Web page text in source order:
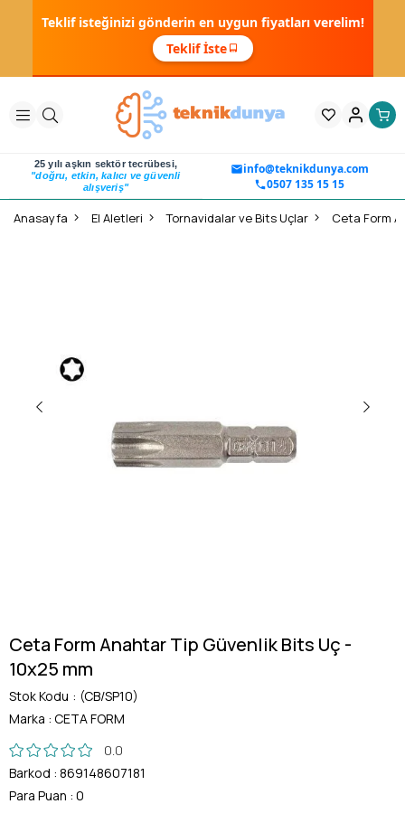
Teklif isteğinizi gönderin en uygun fiyatları verelim!
Teklif İste
25 yılı aşkın sektör tecrübesi,
"doğru, etkin, kalıcı ve güvenli
alışveriş"
info@teknikdunya.com
0507 135 15 15
Anasayfa El Aletleri Tornavidalar ve Bits Uçlar Ceta Form
Ceta Form Anahtar Tip Güvenlik Bits Uç -
10x25 mm
Stok Kodu
(CB/SP10)
Marka : CETA FORM
0.0
Barkod : 869148607181
Para Puan : 0